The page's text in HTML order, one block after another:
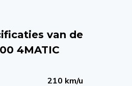
van de
4MATIC
210 km/u